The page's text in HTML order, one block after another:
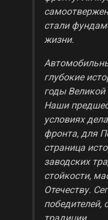
стали
жизни.
глубокие
годы Великой
Наши
условиях
фронта, для
страница
заводских
стойкости,
Отечеству.
победителей,